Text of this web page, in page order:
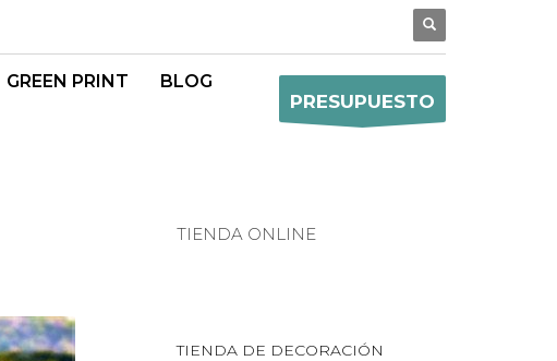
GREEN PRINT
BLOG
PRESUPUESTO
TIENDA ONLINE
TIENDA DE DECORACIÓN